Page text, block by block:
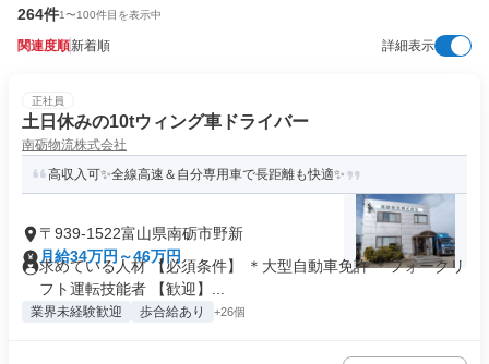
264件1〜100件目を表示中
関連度順新着順 詳細表示
正社員
土日休みの10tウィング車ドライバー
南砺物流株式会社
高収入可✨全線高速＆自分専用車で長距離も快適✨
〒939-1522富山県南砺市野新
月給34万円～46万円
求めている人材 【必須条件】 ＊大型自動車免許 ＊フォークリ
フト運転技能者 【歓迎】...
業界未経験歓迎 歩合給あり +26個